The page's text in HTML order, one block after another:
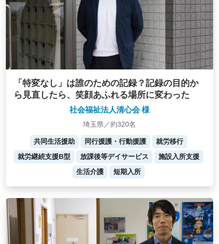
「特変なし」は誰のための記録？記録の目的か
ら見直したら、笑顔あふれる場所に変わった
社会福祉法人清心会 様
埼玉県／約320名
共同生活援助 同行援護・行動援護
就労移行
就労継続支援B型
放課後等デイサービス
施設入所支援
生活介護
短期入所